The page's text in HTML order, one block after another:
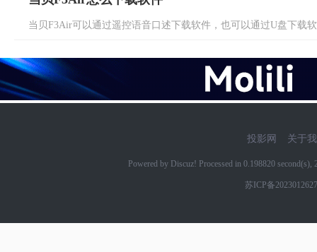
当贝F3Air可以通过遥控语音口述下载软件，也可以通过U盘下载
投影网 关于
Powered by Discuz! Processed in 0.198820
苏ICP备